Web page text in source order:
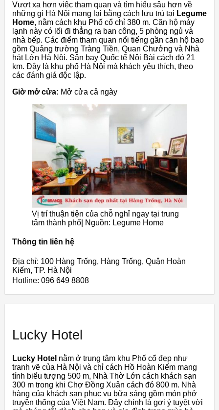
Vượt xa hơn việc tham quan và tìm hiểu sâu hơn về
những gì Hà Nội mang lại bằng cách lưu trú tại Legume
Home, nằm cách khu Phố cổ chỉ 380 m. Căn hộ máy
lạnh này có lối đi thẳng ra ban công, 5 phòng ngủ và
nhà bếp. Các điểm tham quan nổi tiếng gần căn hộ bao
gồm Quảng trường Tràng Tiền, Quan Chưởng và Nhà
hát Lớn Hà Nội. Sân bay Quốc tế Nội Bài cách đó 21
km. Đây là khu phố Hà Nội mà khách yêu thích, theo
các đánh giá độc lập.
Giờ mở cửa: Mở cửa cả ngày
Vị trí thuận tiện của chỗ nghỉ ngay tại trung
tâm thành phố| Nguồn: Legume Home
Thông tin liên hệ
Địa chỉ: 100 Hàng Trống, Hàng Trống, Quận Hoàn
Kiếm, TP. Hà Nội
Hotline: 096 649 8808
Lucky Hotel
Lucky Hotel nằm ở trung tâm khu Phố cổ đẹp như
tranh vẽ của Hà Nội và chỉ cách Hồ Hoàn Kiếm mang
tính biểu tượng 500 m, Nhà Thờ Lớn cách khách sạn
300 m trong khi Chợ Đồng Xuân cách đó 800 m. Nhà
hàng của khách sạn phục vụ bữa sáng gồm món phở
truyền thống của Việt Nam. Đây chính là gợi ý tuyệt vời